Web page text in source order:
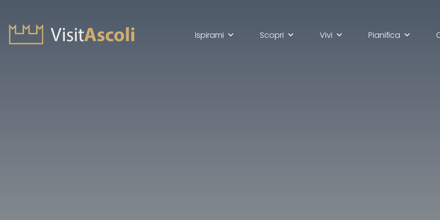
Ispirami Scopri Vivi Pianifica